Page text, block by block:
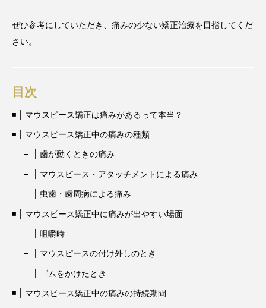
ぜひ参考にしていただき、痛みの少ない矯正治療を目指してくだ
さい。
目次
マウスピース矯正は痛みがあるって本当？
マウスピース矯正中の痛みの種類
歯が動くときの痛み
マウスピース・アタッチメントによる痛み
虫歯・歯周病による痛み
マウスピース矯正中に痛みが出やすい場面
咀嚼時
マウスピースの付け外しのとき
ゴムをかけたとき
マウスピース矯正中の痛みの持続期間